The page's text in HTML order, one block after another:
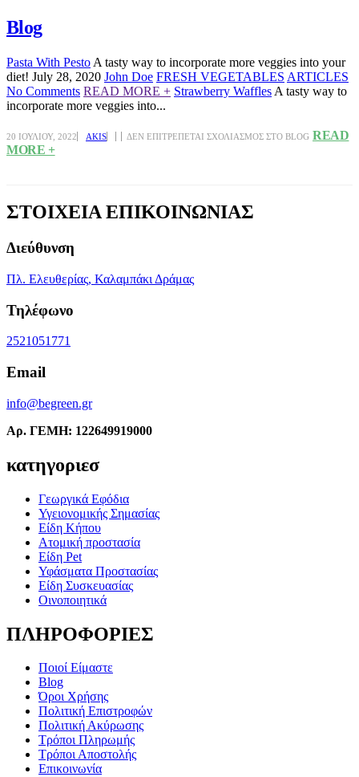
Blog
Pasta With PestoA tasty way to incorporate more veggies into your
diet! July 28, 2020 John Doe FRESH VEGETABLES ARTICLES
No Comments READ MORE + Strawberry WafflesA tasty way to
incorporate more veggies into...
20 ΙΟΥΛΊΟΥ, 2022 AKIS ΔΕΝ ΕΠΙΤΡΈΠΕΤΑΙ ΣΧΟΛΙΑΣΜΌΣ ΣΤΟ BLOG READ
MORE +
ΣΤΟΙΧΕΙΑ ΕΠΙΚΟΙΝΩΝΙΑΣ
Διεύθυνση
Πλ. Ελευθερίας, Καλαμπάκι Δράμας
Τηλέφωνο
2521051771
Email
info@begreen.gr
Αρ. ΓΕΜΗ: 122649919000
κατηγοριεσ
Γεωργικά Εφόδια
Υγειονομικής Σημασίας
Είδη Κήπου
Ατομική προστασία
Είδη Pet
Υφάσματα Προστασίας
Είδη Συσκευασίας
Οινοποιητικά
ΠΛΗΡΟΦΟΡΙΕΣ
Ποιοί Είμαστε
Blog
Όροι Χρήσης
Πολιτική Επιστροφών
Πολιτική Ακύρωσης
Τρόποι Πληρωμής
Τρόποι Αποστολής
Επικοινωνία